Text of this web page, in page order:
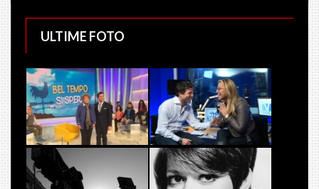
ULTIME FOTO